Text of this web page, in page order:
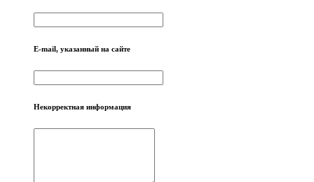
E-mail, указанный на сайте
Некорректная информация